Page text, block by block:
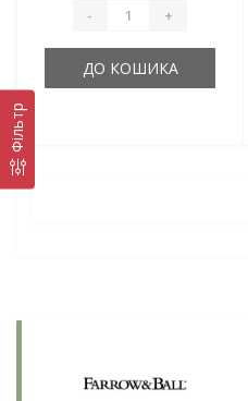
Фільтр
- +
ДО КОШИКА